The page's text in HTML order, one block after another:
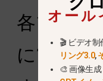
各プラッ
に1つの
オール
🎬 ビデオ
リング3.0,
🎨 画像生